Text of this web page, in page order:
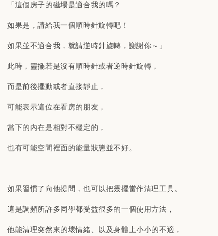
「這個房子的磁場是適合我的嗎？
如果是，請給我一個順時針旋轉吧！
如果並不適合我，就請逆時針旋轉，謝謝你～」
此時，靈擺若是沒有順時針或者逆時針旋轉，
而是前後擺動或者直接靜止，
可能表示這位在看房的朋友，
當下的內在是相對不穩定的，
也有可能空間裡面的能量狀態並不好。
如果習慣了向他提問，也可以把靈擺當作清理工具。
這是調頻所許多同學都受益很多的一個使用方法，
他能清理突然來的壞情緒、以及身體上小小的不適，